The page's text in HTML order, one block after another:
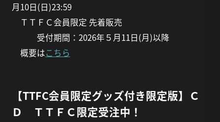
月10日(日)23:59
ＴＴＦＣ会員限定 先着販売
受付期間：2026年５月11日(月)以降
概要はこちら
【TTFC会員限定グッズ付き限定版】Ｃ
Ｄ ＴＴＦＣ限定受注中！